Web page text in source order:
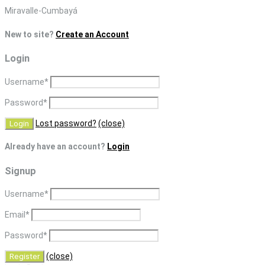
Skip
content
Miravalle-Cumbayá
New to site? Create an Account
Login
Username*
Password*
Lost password? (close)
Already have an account? Login
Signup
Username*
Email *
Password*
(close)